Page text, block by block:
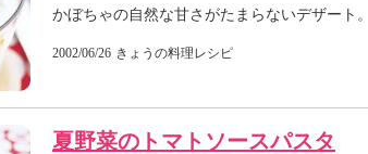
かぼちゃの自然な甘さがたまらないデザート。
2002/06/26 きょうの料理レシピ
夏野菜のトマトソースパスタ